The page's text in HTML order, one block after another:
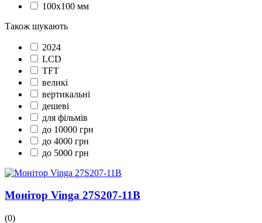
100x100 мм
Також шукають
2024
LCD
TFT
великі
вертикальні
дешеві
для фільмів
до 10000 грн
до 4000 грн
до 5000 грн
Монітор Vinga 27S207-11B
(0)